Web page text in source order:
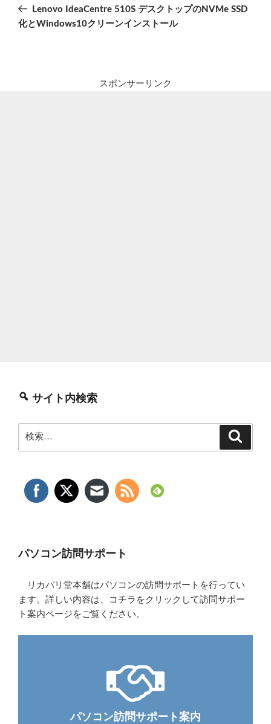
ナ
の
投
Lenovo IdeaCentre 510S デスクトップのNVMe SSD
化とWindows10クリーンインストール
スポンサーリンク
サイト内検索
索:
パソコン訪問サポート
リカバリ堂本舗はパソコンの訪問サポートを行ってい
ます。詳しい内容は、コチラをクリックして訪問サポー
ト案内ページをご覧ください。
パソコン訪問サポート案内